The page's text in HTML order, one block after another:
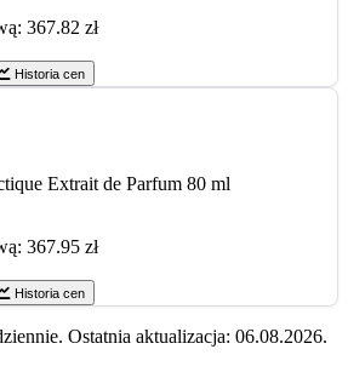
367.82 zł
Historia cen
Extrait de Parfum 80 ml
367.95 zł
Historia cen
Ostatnia aktualizacja: 06.08.2026.